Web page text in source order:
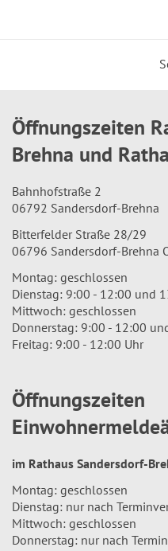
Öffnungszeiten
Brehna und
Bahnhofstraße 2
06792 Sandersdorf-Brehna
Bitterfelder Straße 28/29
06796 Sandersdorf-Brehna
Montag: geschlossen
Dienstag: 9:00 - 12:00 und
Mittwoch: geschlossen
Donnerstag: 9:00 - 12:00
Freitag: 9:00 - 12:00 Uhr
Öffnungszeiten
im Rathaus Sandersdorf-
Montag: geschlossen
Dienstag: nur nach
Mittwoch: geschlossen
Donnerstag: nur nach